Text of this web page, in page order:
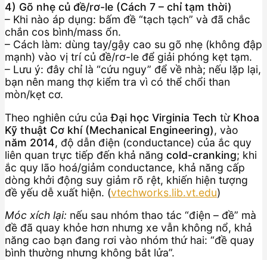
4) Gõ nhẹ củ đề/rơ-le (Cách 7 – chỉ tạm thời)
– Khi nào áp dụng: bấm đề “tạch tạch” và đã chắc
chắn cos bình/mass ổn.
– Cách làm: dùng tay/gậy cao su gõ nhẹ (không đập
mạnh) vào vị trí củ đề/rơ-le để giải phóng kẹt tạm.
– Lưu ý: đây chỉ là “cứu nguy” để về nhà; nếu lặp lại,
bạn nên mang thợ kiểm tra vì có thể chổi than
mòn/kẹt cơ.
Theo nghiên cứu củaĐại học Virginia Tech từ Khoa
Kỹ thuật Cơ khí (Mechanical Engineering), vào
năm 2014, độ dẫn điện (conductance) của ắc quy
liên quan trực tiếp đến khả năng cold-cranking; khi
ắc quy lão hoá/giảm conductance, khả năng cấp
dòng khởi động suy giảm rõ rệt, khiến hiện tượng
đề yếu dễ xuất hiện. (vtechworks.lib.vt.edu)
Móc xích lại: nếu sau nhóm thao tác “điện – đề” mà
đề đã quay khỏe hơn nhưng xe vẫn không nổ, khả
năng cao bạn đang rơi vào nhóm thứ hai: “đề quay
bình thường nhưng không bắt lửa”.